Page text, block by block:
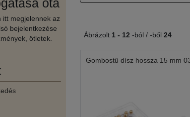
óta
itt megjelennek az
bejelentkezése
ötletek.
Ábrázolt 1 - 12 -ból / -ből 24
Gombostű dísz hossza 15 mm